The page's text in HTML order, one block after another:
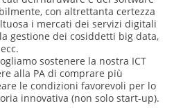
con altrettanta certezza
i mercati dei servizi digitali
gestione dei cosiddetti big data,
sostenere la nostra ICT
alla PA di comprare più
le condizioni favorevoli per lo
innovativa (non solo start-up).